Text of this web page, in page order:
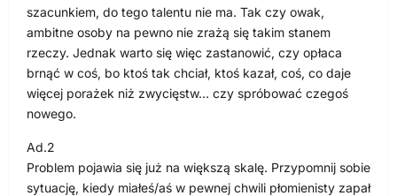
szacunkiem, do tego talentu nie ma. Tak czy owak,
ambitne osoby na pewno nie zrażą się takim stanem
rzeczy. Jednak warto się więc zastanowić, czy opłaca
brnąć w coś, bo ktoś tak chciał, ktoś kazał, coś, co daje
więcej porażek niż zwycięstw… czy spróbować czegoś
nowego.
Ad.2
Problem pojawia się już na większą skalę. Przypomnij sobie
sytuację, kiedy miałeś/aś w pewnej chwili płomienisty zapał